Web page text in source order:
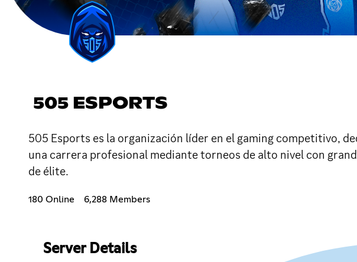
505 ESPORTS
505 Esports es la organización líder en el gaming competitivo,
una carrera profesional mediante torneos de alto nivel con
de élite.
180 Online 6,288 Members
Server Details